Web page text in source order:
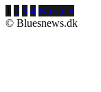
2 3 4 Næste »
© Bluesnews.dk